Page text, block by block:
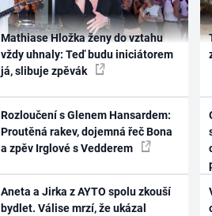
Mathiase Hložka ženy do vztahu
vždy uhnaly: Teď budu iniciátorem
já, slibuje zpěvák
Rozloučení s Glenem Hansardem:
Proutěná rakev, dojemná řeč Bona
a zpěv Irglové s Vedderem
Aneta a Jirka z AYTO spolu zkouší
bydlet. Válise mrzí, že ukázal